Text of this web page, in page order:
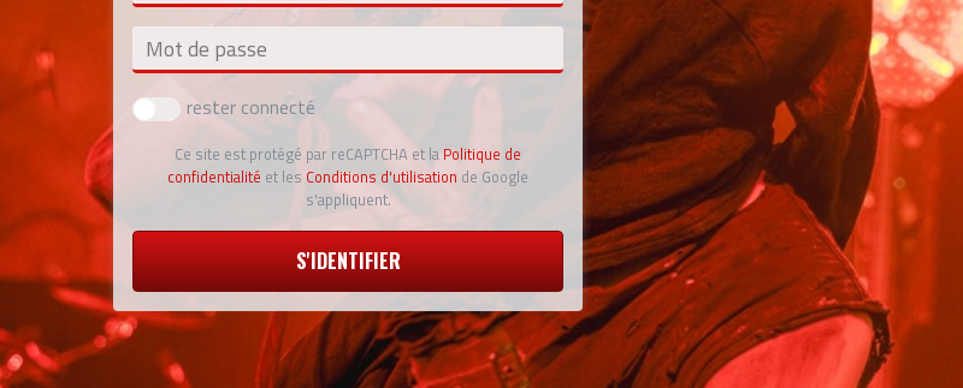
Mot de passe
rester connecté
Ce site est protégé par reCAPTCHA et laPolitique de
confidentialité et les Conditions d'utilisation de Google
s'appliquent.
S'IDENTIFIER